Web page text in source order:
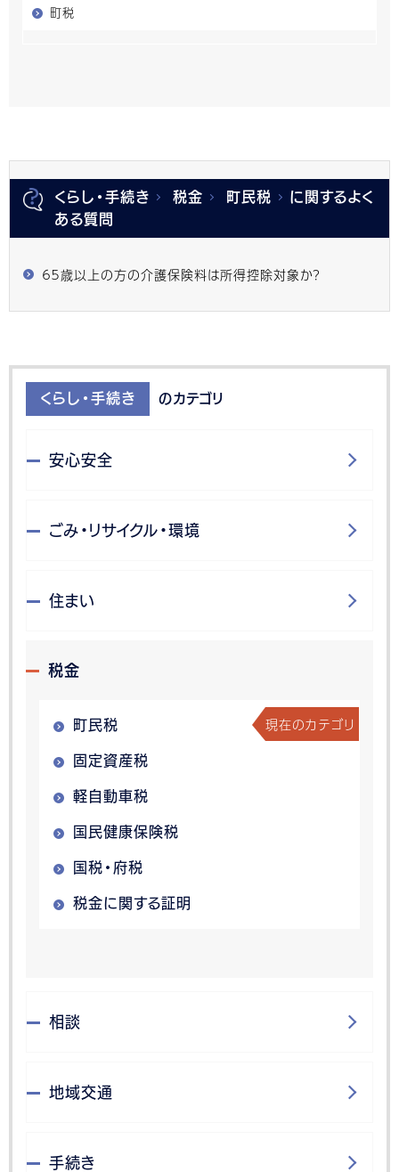
町税
くらし・手続き 税金 町民税
に関するよく
ある質問
６５歳以上の方の介護保険料は所得控除対象か？
くらし・手続き のカテゴリ
安心安全
ごみ・リサイクル・環境
住まい
税金
町民税 現在のカテゴリ
固定資産税
軽自動車税
国民健康保険税
国税・府税
税金に関する証明
相談
地域交通
手続き